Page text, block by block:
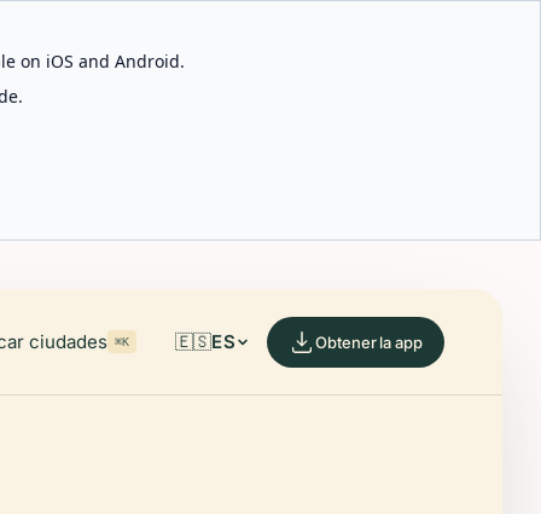
on iOS and Android.
ciudades ⌘K 🇪🇸ES Obtener la app